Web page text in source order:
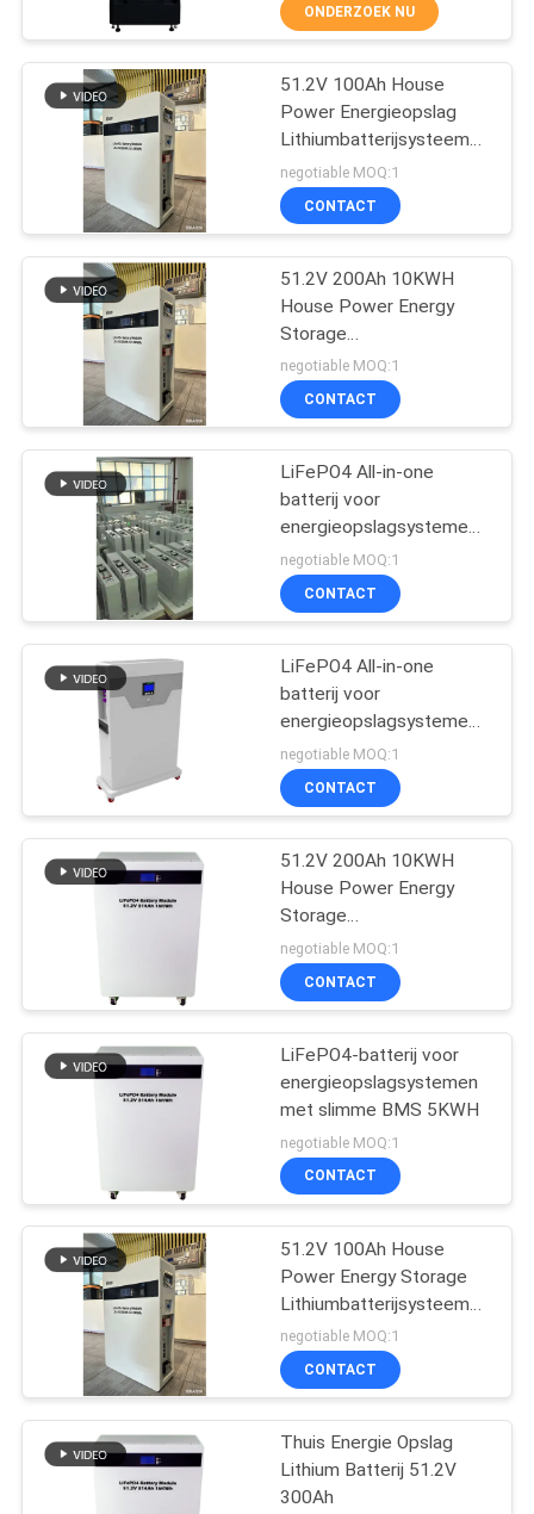
CONTACT
MET
NIEUWS
VRAAG
EEN
OFFERTE
SITEMAP
PRIVACYBELEID
PWM UPS
High Frequency
Online UPS
Modulair Online UPS
22
Low Frequency
Online UPS
Machtsomschakelaar
Minigelijkstroom
UPS
ONDERZOEK NU
51.2V 100Ah House
Power Energieopslag
Lithiumbatterijsysteem
met slimme BMS 5KWH,
10KWH, 15KWH
negotiable MOQ:1
CONTACT
51.2V 200Ah 10KWH
House Power Energy
Storage
Lithiumbatterijsysteem
met Smart BMS, 5KWH,
10KWH, 15KWH
negotiable MOQ:1
CONTACT
LiFePO4 All-in-one
batterij voor
energieopslagsystemen
met slimme BMS 5KWH,
10KWH, 15KWH
negotiable MOQ:1
CONTACT
LiFePO4 All-in-one
batterij voor
energieopslagsystemen
met slimme BMS 5KWH
10KWH
negotiable MOQ:1
CONTACT
51.2V 200Ah 10KWH
House Power Energy
Storage
Lithiumbatterijsysteem
met Smart BMS
negotiable MOQ:1
CONTACT
LiFePO4-batterij voor
energieopslagsystemen
met slimme BMS 5KWH
negotiable MOQ:1
CONTACT
51.2V 100Ah House
Power Energy Storage
Lithiumbatterijsysteem
met Smart BMS
negotiable MOQ:1
CONTACT
Thuis Energie Opslag
Lithium Batterij 51.2V
300Ah